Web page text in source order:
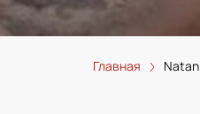
Главная Natan